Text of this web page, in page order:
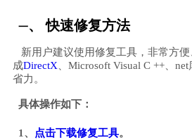
一、 快速修复方法
新用户建议使用修复工具，非常方
成DirectX 、Microsoft Visual C ++、
省力。
具体操作如下：
1、 点击下载修复工具。